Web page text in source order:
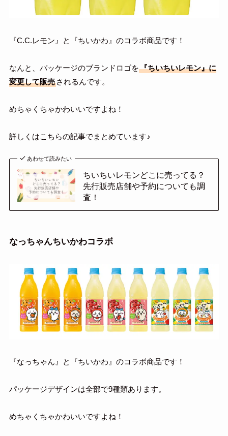
『C.C.レモン』と『ちいかわ』のコラボ商品です！
なんと、パッケージのブランドロゴを『ちいちいレモン』に
変更して販売されるんです。
めちゃくちゃかわいいですよね！
詳しくはこちらの記事でまとめています♪
あわせて読みたい
ちいちいレモンどこに売ってる？
先行販売店舗や予約についても調
査！
なっちゃんちいかわコラボ
『なっちゃん』と『ちいかわ』のコラボ商品です！
パッケージデザインは全部で9種類あります。
めちゃくちゃかわいいですよね！